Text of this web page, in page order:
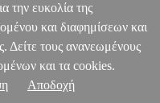
την ευκολία της
και διαφημίσεων και
Δείτε τους ανανεωμένους
και τα cookies.
Αποδοχή